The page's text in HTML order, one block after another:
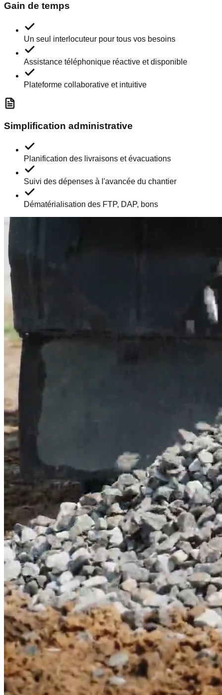
Gain de temps
Un seul interlocuteur pour tous vos besoins
Assistance téléphonique réactive et disponible
Plateforme collaborative et intuitive
Simplification administrative
Planification des livraisons et évacuations
Suivi des dépenses à l'avancée du chantier
Dématérialisation des FTP, DAP, bons